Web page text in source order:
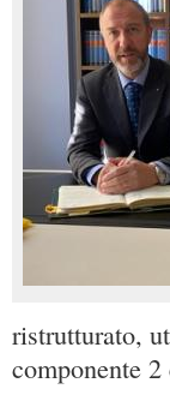
ristrutturato,
componente